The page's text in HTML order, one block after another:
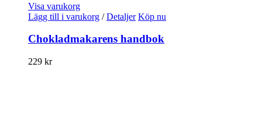
Visa varukorg
Lägg till i varukorg / Detaljer Köp nu
Chokladmakarens handbok
229 kr